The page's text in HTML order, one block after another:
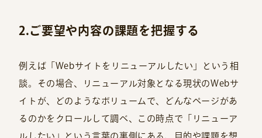
2.ご要望や内容の課題を把握する
例えば「Webサイトをリニューアルしたい」という相
談。その場合、リニューアル対象となる現状のWebサ
イトが、どのようなボリュームで、どんなページがあ
るのかをクロールして調べ、この時点で「リニューア
ルしたい」という言葉の裏側にある、目的や課題を想